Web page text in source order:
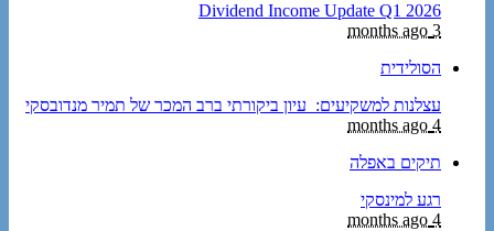
Dividend Income Update Q1 2026
3 months ago
הסולידית
עצלנות למשקיעים: עיון ביקורתי ברב המכר של תמיר מנדובסקי
4 months ago
תיקים באפלה
רגע למינסקי
4 months ago